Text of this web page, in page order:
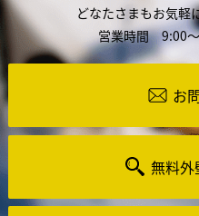
どなたさまもお気軽
営業時間 9:00～
お
無料